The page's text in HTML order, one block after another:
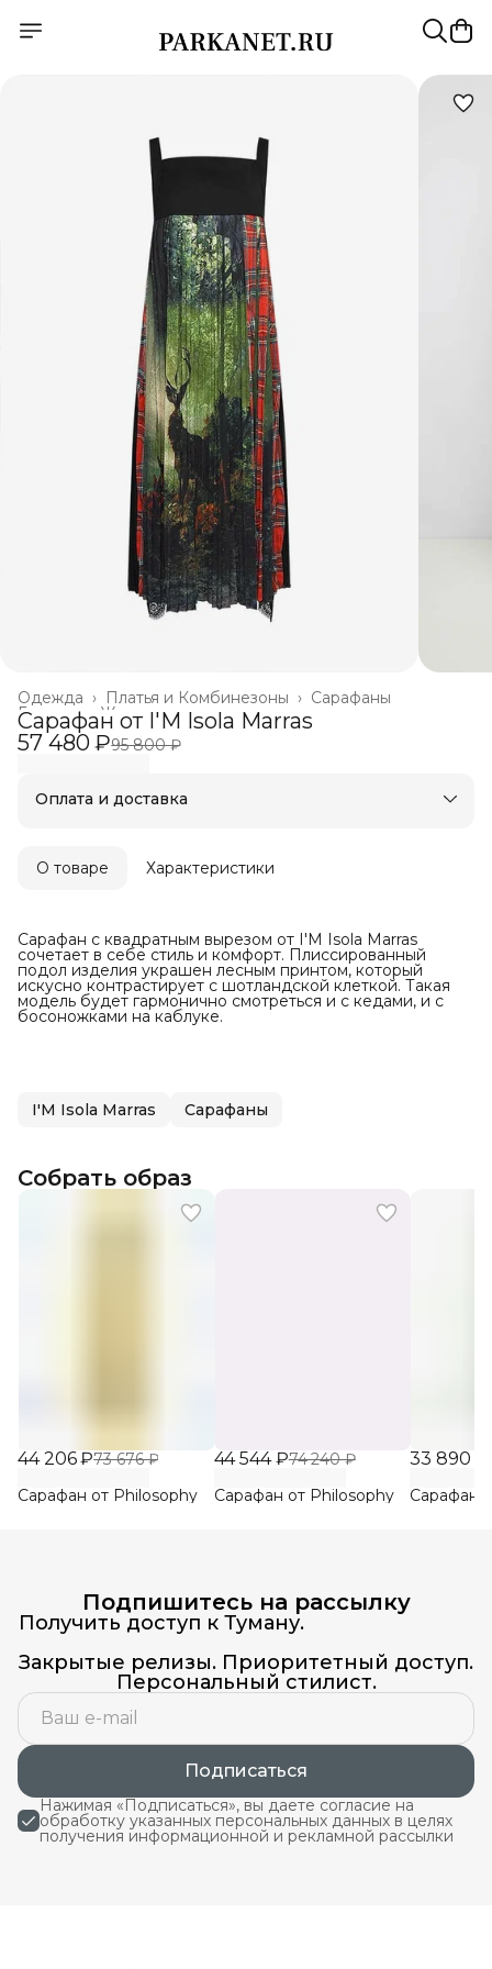
Сарафаны
Платья и Комбинезоны ›
Одежда ›
Женское
Главная ›
Сарафан от I'M Isola Marras
57 480 ₽95 800 ₽
Оплата и доставка
Оплата после примерки
О товаре Характеристики
Сарафан с квадратным вырезом от I'M Isola Marras
сочетает в себе стиль и комфорт. Плиссированный
подол изделия украшен лесным принтом, который
искусно контрастирует с шотландской клеткой. Такая
модель будет гармонично смотреться и с кедами, и с
босоножками на каблуке.
I'M Isola Marras Сарафаны
Собрать образ
44 206 ₽73 676 ₽
Сарафан от Philosophy
44 544 ₽74 240 ₽
Сарафан от Philosophy
33 890 ₽
Сарафан
Подпишитесь на рассылку
Получить доступ к Туману.
Закрытые релизы. Приоритетный доступ.
Персональный стилист.
Подписаться
Нажимая «Подписаться», вы даете согласие на
обработку указанных персональных данных в целях
получения информационной и рекламной рассылки